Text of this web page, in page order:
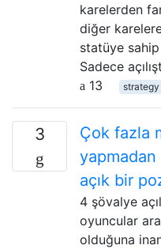
karelerden
diğer
statüye sahip
Sadece
13
strategy
3
Çok fazla
açık bir
4 şövalye
oyuncular
olduğuna